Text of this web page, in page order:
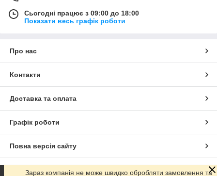
Сьогодні працює з 09:00 до 18:00
Показати весь графік роботи
Про нас
Контакти
Доставка та оплата
Графік роботи
Повна версія сайту
Сайт створено на маркетплейсі Prom.ua
Зараз компанія не може швидко обробляти замовлення та